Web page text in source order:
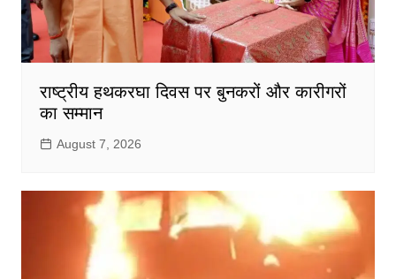
राष्ट्रीय हथकरघा दिवस पर बुनकरों और कारीगरों
का सम्मान
August 7, 2026